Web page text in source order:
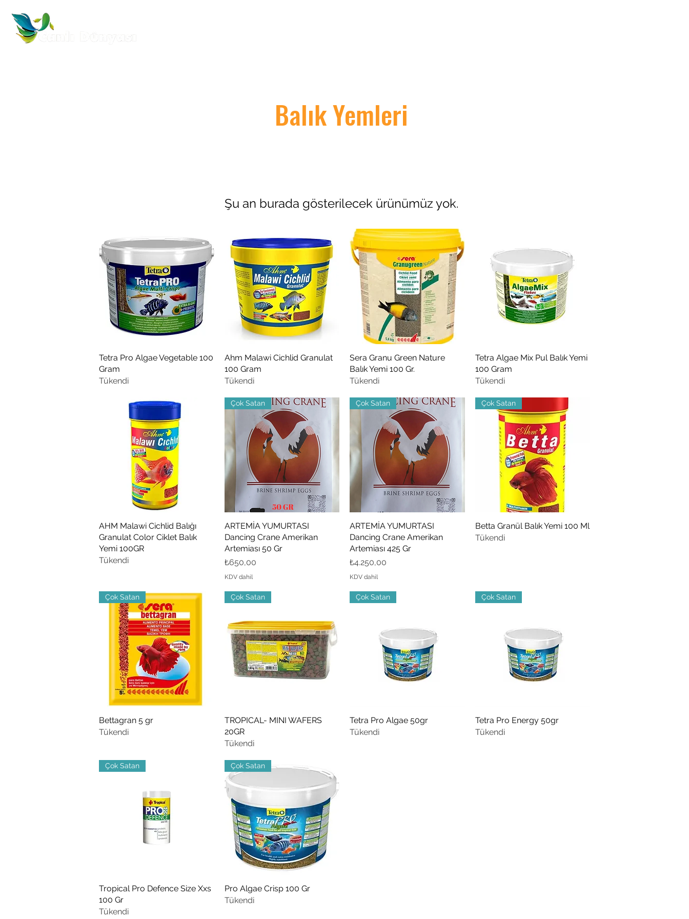
Balık Yemleri
Şu an burada gösterilecek ürünümüz yok.
Hızlı Bakış
Tetra Pro Algae Vegetable 100
Gram
Tükendi
Hızlı Bakış
Ahm Malawi Cichlid Granulat
100 Gram
Tükendi
Hızlı Bakış
Sera Granu Green Nature
Balık Yemi 100 Gr.
Tükendi
Hızlı Bakış
Tetra Algae Mix Pul Balık Yemi
100 Gram
Tükendi
Hızlı Bakış
AHM Malawi Cichlid Balığı
Granulat Color Ciklet Balık
Yemi 100GR
Tükendi
Hızlı Bakış
Çok Satan
ARTEMİA YUMURTASI
Dancing Crane Amerikan
Artemiası 50 Gr
Fiyat
₺650,00
KDV dahil
Hızlı Bakış
Çok Satan
ARTEMİA YUMURTASI
Dancing Crane Amerikan
Artemiası 425 Gr
Fiyat
₺4.250,00
KDV dahil
Hızlı Bakış
Çok Satan
Betta Granül Balık Yemi 100 Ml
Tükendi
Hızlı Bakış
Çok Satan
Bettagran 5 gr
Tükendi
Hızlı Bakış
Çok Satan
TROPICAL- MINI WAFERS
20GR
Tükendi
Hızlı Bakış
Çok Satan
Tetra Pro Algae 50gr
Tükendi
Hızlı Bakış
Çok Satan
Tetra Pro Energy 50gr
Tükendi
Hızlı Bakış
Çok Satan
Tropical Pro Defence Size Xxs
100 Gr
Tükendi
Hızlı Bakış
Çok Satan
Pro Algae Crisp 100 Gr
Tükendi